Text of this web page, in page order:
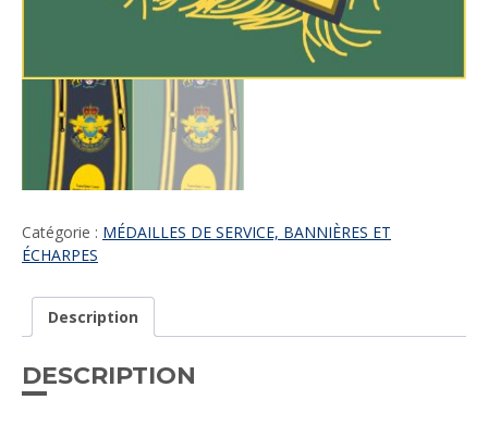
Catégorie : MÉDAILLES DE SERVICE, BANNIÈRES ET
ÉCHARPES
Description
DESCRIPTION